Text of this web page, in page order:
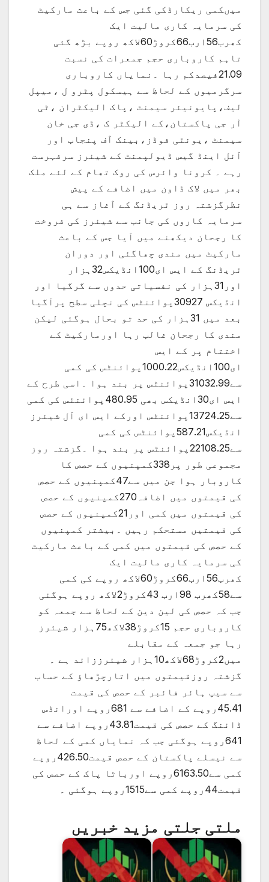
میںکمی ریکارڈکی گئی جس کے باعث مارکیٹ
کی سرمایہ کاری مالیت ایک
کھرب56ارب66کروڑ60لاکھ روپے بڑھ گئی
تاہم کاروباری حجم جمعرات کی نسبت
21.09فیصدکم رہا ۔نمایاں کاروباری
سرگرمیوں کے لحاظ سے ہیسکول پٹرو ل ،میپل
لیف،پایونیئر سیمنٹ ،پاک الیکٹران ،ٹی
آر جی پاکستان،کے الیکٹر ک ،ڈی جی خان
سیمنٹ ،یونٹی فوڈز،بینک آف پنجاب اور
آئل اینڈ گیس ڈیولپمنٹ کے شیئرز سرفہرست
رہے ۔ کرونا وائرس کی روک تھام کے لئے ملک
بھر میں لاک ڈاون میں اضافے کے پیش
نظرگزشتہ روز ٹریڈنگ کے آغاز سے ہی
سرمایہ کاروں کی جانب سے شیئرز کی فروخت
کا رجحان دیکھنے میں آیا جس کے باعث
مارکیٹ میں مندی چھاگئی اور دوران
ٹریڈنگ کے ایس ای100انڈیکس32ہزار
اور31ہزار کی نفسیاتی حدوں سے گرگیا اور
انڈیکس 30927پوائنٹس کی نچلی سطح پرآگیا
بعد میں 31ہزار کی حد تو بحال ہوگئی لیکن
مندی کا رجحان غالب رہا اورمارکیٹ کے
اختتام پر کے ایس
ای100انڈیکس1000.22پوائنٹس کی کمی
سے31032.99پوائنٹس پر بند ہوا ۔اسی طرح کے
ایس ای30انڈیکس بھی 480.95پوائنٹس کی کمی
سے13724.25پوائنٹس اورکے ایس ای آل شیئرز
انڈیکس587.21پوائنٹس کی کمی
سے22108.25پوائنٹس پر بند ہوا ۔گزشتہ روز
مجموعی طور پر338کمپنیوں کے حصص کا
کاروبار ہوا جن میں سے47کمپنیوں کے حصص
کی قیمتوں میں اضافہ270کمپنیوں کے حصص
کی قیمتوں میں کمی اور21کمپنیوں کے حصص
کی قیمتیں مستحکم رہیں ۔بیشتر کمپنیوں
کے حصص کی قیمتوں میں کمی کے باعث مارکیٹ
کی سرمایہ کاری مالیت ایک
کھرب56ارب66کروڑ60لاکھ روپے کی کمی
سے58کھرب 98ارب 43کروڑ2لاکھ روپے ہوگئی
جب کہ حصص کی لین دین کے لحاظ سے جمعہ کو
کاروباری حجم 15کروڑ38لاکھ75ہزار شیئرز
رہا جو جمعہ کے مقابلے
میں2کروڑ68لاکھ10ہزار شیئرززائد ہے ۔
گزشتہ روزقیمتوں میں اتارچڑھاؤ کے حساب
سے سیپ ہائر فائبر کے حصص کی قیمت
45.41روپے کے اضافے سے 681روپے اورانڈس
ڈائنگ کے حصص کی قیمت43.81روپے اضافے سے
641روپے ہوگئی جب کہ نمایاں کمی کے لحاظ
سے نیسلے پاکستان کے حصص قیمت426.50روپے
کمی سے6163.50روپے اورباٹا پاک کے حصص کی
قیمت44روپے کمی سے1515روپے ہوگئی ۔
ملتی جلتی مزید خبریں